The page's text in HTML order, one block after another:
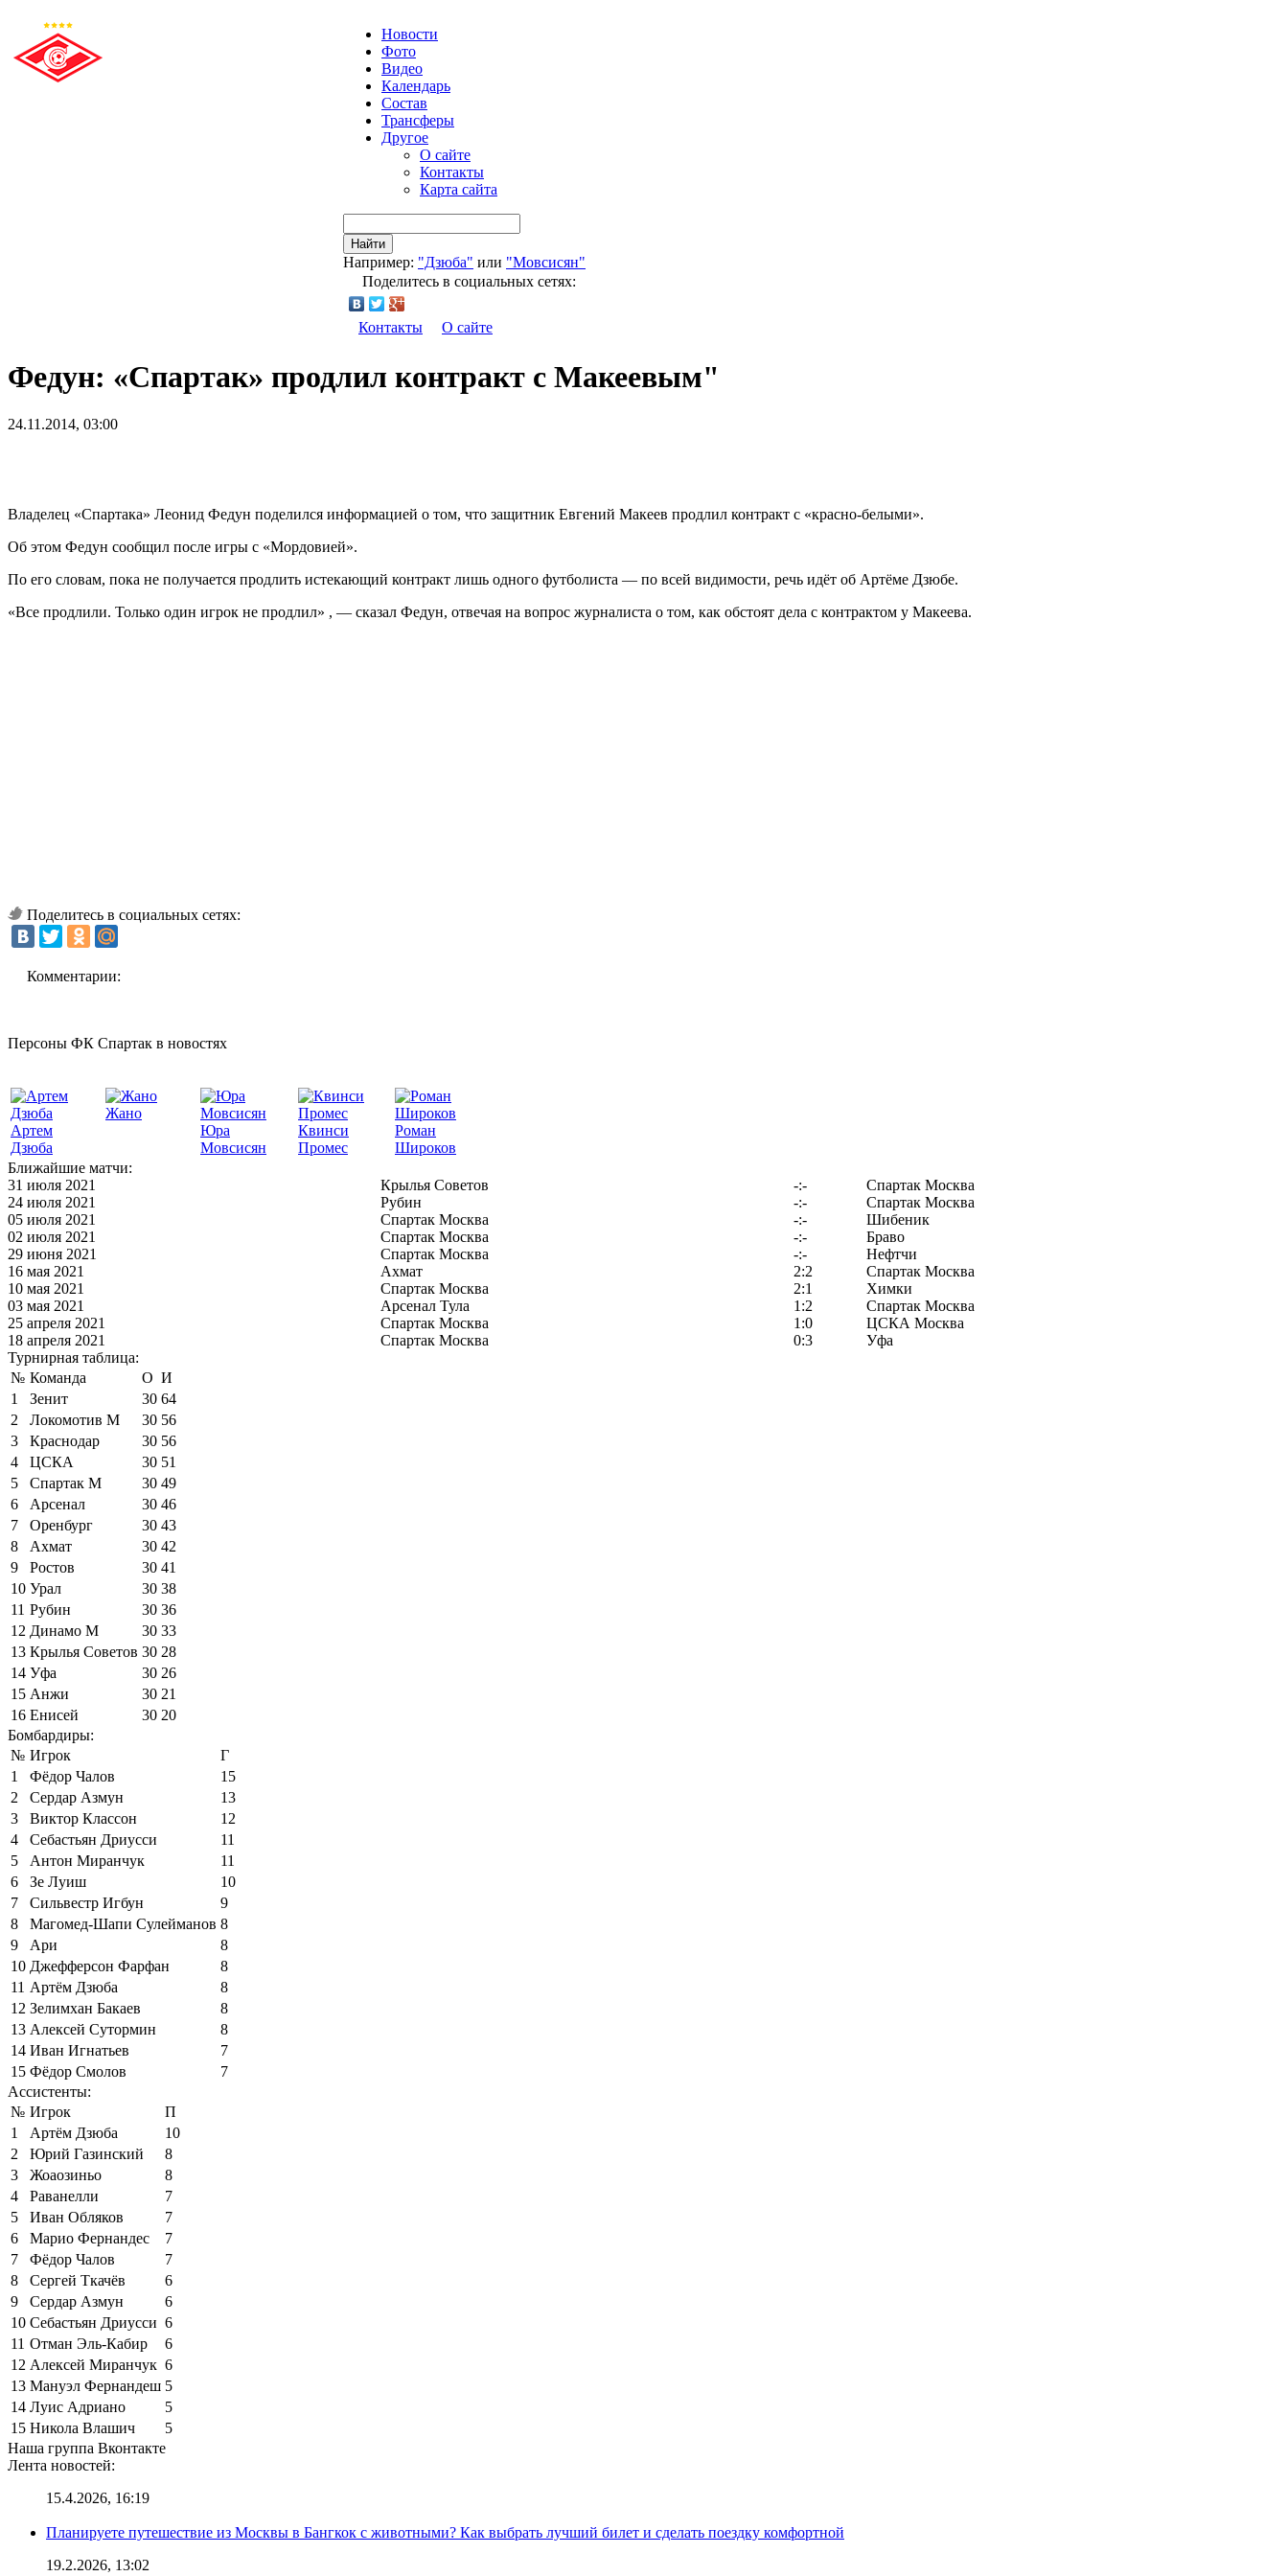
Новости
Фото
Видео
Календарь
Состав
Трансферы
Другое
О сайте
Контакты
Карта сайта
Найти
Например: "Дзюба" или "Мовсисян"
Поделитесь в социальных сетях:
Контакты О сайте
Федун: «Спартак» продлил контракт с Макеевым"
24.11.2014, 03:00
Владелец «Спартака» Леонид Федун поделился информацией о том, что защитник Евгений Макеев продлил контракт с «красно-белыми».
Об этом Федун сообщил после игры с «Мордовией».
По его словам, пока не получается продлить истекающий контракт лишь одного футболиста — по всей видимости, речь идёт об Артёме Дзюбе.
«Все продлили. Только один игрок не продлил» , — сказал Федун, отвечая на вопрос журналиста о том, как обстоят дела с контрактом у Макеева.
Поделитесь в социальных сетях:
Комментарии:
Персоны ФК Спартак в новостях
Артем
Дзюба
Жано
Юра
Мовсисян
Квинси
Промес
Роман
Широков
Ближайшие матчи:
31 июля 2021
Крылья Советов -:-
Спартак Москва
24 июля 2021
Рубин -:-
Спартак Москва
05 июля 2021
Спартак Москва -:-
Шибеник
02 июля 2021
Спартак Москва -:-
Браво
29 июня 2021
Спартак Москва -:-
Нефтчи
16 мая 2021
Ахмат 2:2
Спартак Москва
10 мая 2021
Спартак Москва 2:1
Химки
03 мая 2021
Арсенал Тула 1:2
Спартак Москва
25 апреля 2021
Спартак Москва 1:0
ЦСКА Москва
18 апреля 2021
Спартак Москва 0:3
Уфа
Турнирная таблица:
№ Команда О И
1
Зенит 30 64
2
Локомотив М 30 56
3
Краснодар 30 56
4
ЦСКА 30 51
5
Спартак М 30 49
6
Арсенал 30 46
7
Оренбург 30 43
8
Ахмат 30 42
9
Ростов 30 41
10 Урал 30 38
11 Рубин 30 36
12 Динамо М 30 33
13 Крылья Советов 30 28
14 Уфа 30 26
15 Анжи 30 21
16 Енисей 30 20
Бомбардиры:
№ Игрок
Г
1
Фёдор Чалов
15
2
Сердар Азмун
13
3
Виктор Классон
12
4
Себастьян Дриусси
11
5
Антон Миранчук
11
6
Зе Луиш
10
7
Сильвестр Игбун
9
8
Магомед-Шапи Сулейманов 8
9
Ари
8
10 Джефферсон Фарфан
8
11 Артём Дзюба
8
12 Зелимхан Бакаев
8
13 Алексей Сутормин
8
14 Иван Игнатьев
7
15 Фёдор Смолов
7
Ассистенты:
№ Игрок
П
1
Артём Дзюба
10
2
Юрий Газинский
8
3
Жоаозиньо
8
4
Раванелли
7
5
Иван Обляков
7
6
Марио Фернандес
7
7
Фёдор Чалов
7
8
Сергей Ткачёв
6
9
Сердар Азмун
6
10 Себастьян Дриусси 6
11 Отман Эль-Кабир
6
12 Алексей Миранчук 6
13 Мануэл Фернандеш 5
14 Луис Адриано
5
15 Никола Влашич
5
Наша группа Вконтакте
Лента новостей:
15.4.2026, 16:19
Планируете путешествие из Москвы в Бангкок с животными? Как выбрать лучший билет и сделать поездку комфортной
19.2.2026, 13:02